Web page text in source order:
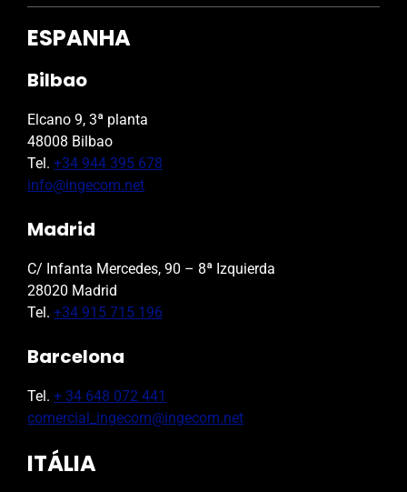
ESPANHA
Bilbao
Elcano 9, 3ª planta
48008 Bilbao
Tel. +34 944 395 678
info@ingecom.net
Madrid
C/ Infanta Mercedes, 90 – 8ª Izquierda
28020 Madrid
Tel. +34 915 715 196
Barcelona
Tel. + 34 648 072 441
comercial_ingecom@ingecom.net
ITÁLIA